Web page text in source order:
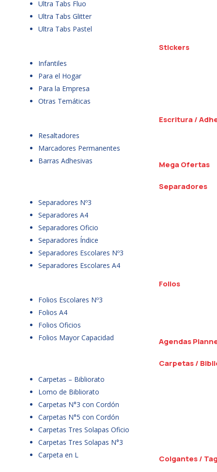
Ultra Tabs Fluo
Ultra Tabs Glitter
Ultra Tabs Pastel
Stickers
Infantiles
Para el Hogar
Para la Empresa
Otras Temáticas
Escritura /
Resaltadores
Marcadores Permanentes
Barras Adhesivas
Mega Ofertas
Separadores
Separadores Nº3
Separadores A4
Separadores Oficio
Separadores Índice
Separadores Escolares Nº3
Separadores Escolares A4
Folios
Folios Escolares Nº3
Folios A4
Folios Oficios
Folios Mayor Capacidad
Agendas
Carpetas /
Carpetas – Bibliorato
Lomo de Bibliorato
Carpetas N°3 con Cordón
Carpetas N°5 con Cordón
Carpetas Tres Solapas Oficio
Carpetas Tres Solapas N°3
Carpeta en L
Colgantes /